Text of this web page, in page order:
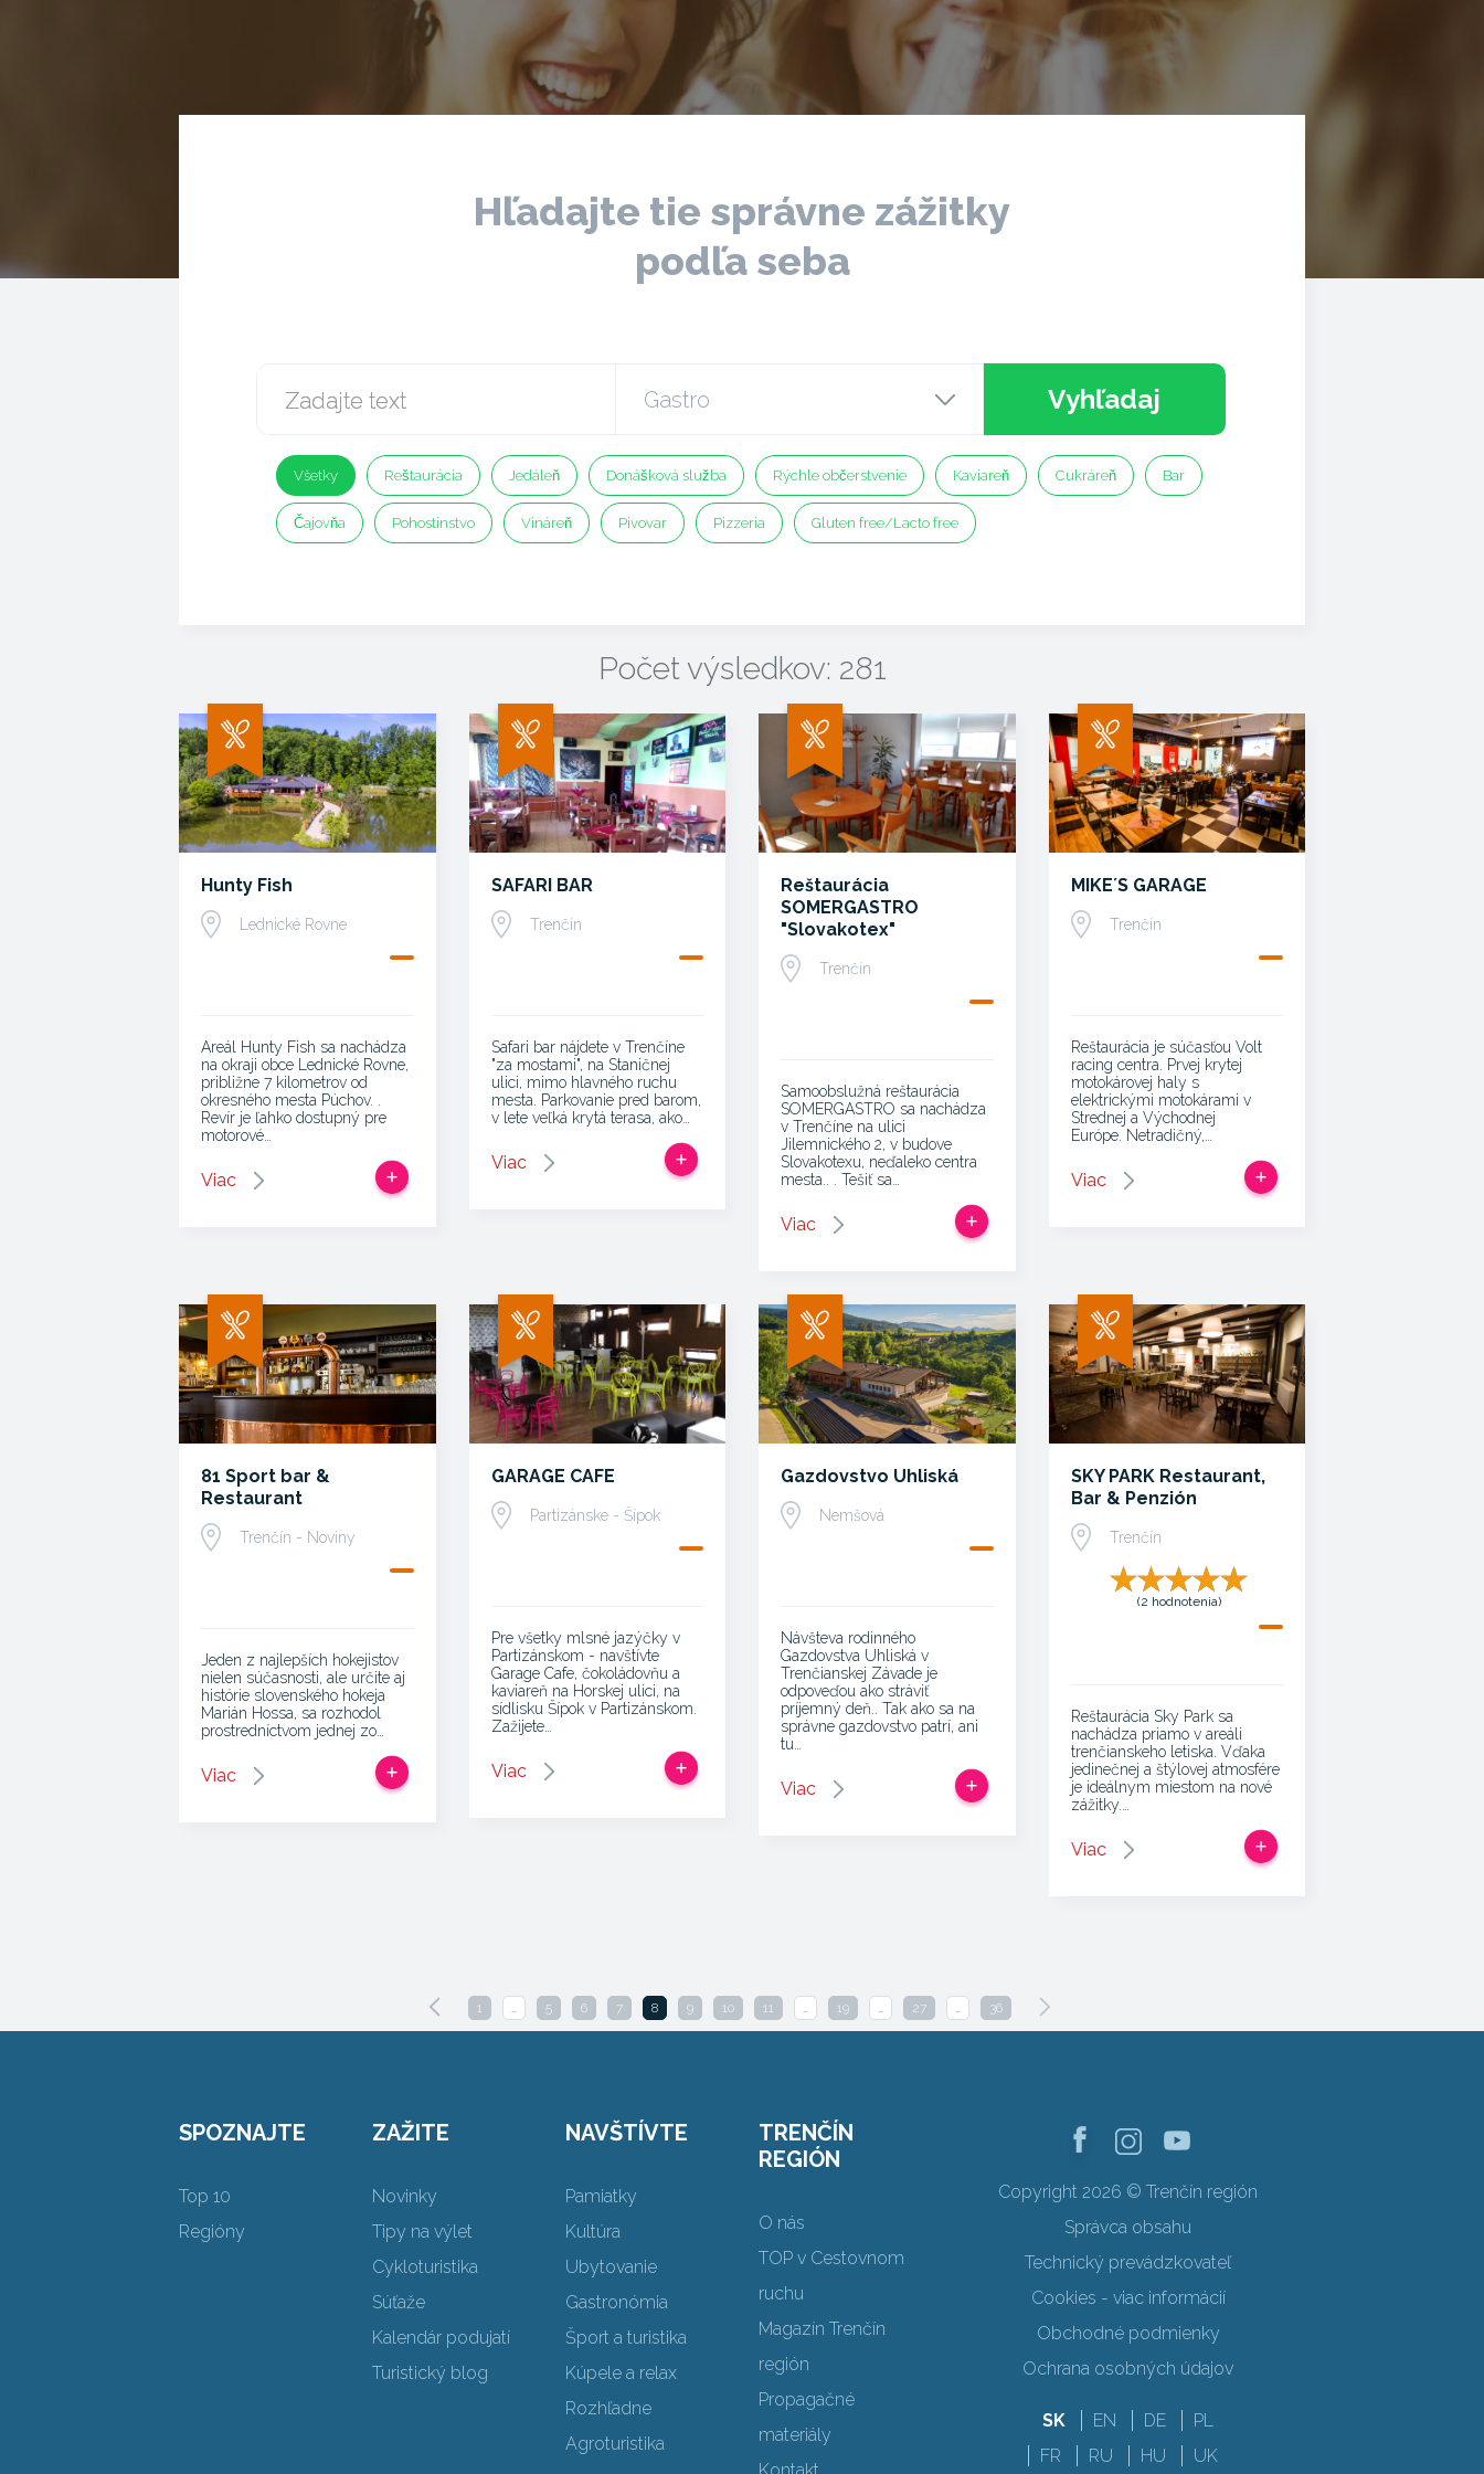
Hľadajte tie správne zážitky
podľa seba
Vyhľadaj
Všetky Reštaurácia Jedáleň Donášková služba Rýchle občerstvenie Kaviareň Cukráreň Bar
Čajovňa Pohostinstvo Vináreň Pivovar Pizzeria Gluten free/Lacto free
Počet výsledkov: 281
Hunty Fish
Lednické Rovne
Areál Hunty Fish sa nachádza
na okraji obce Lednické Rovne,
približne 7 kilometrov od
okresného mesta Púchov. .
Revír je ľahko dostupný pre
motorové…
Viac
SAFARI BAR
Trenčín
Safari bar nájdete v Trenčíne
"za mostami", na Staničnej
ulici, mimo hlavného ruchu
mesta. Parkovanie pred barom,
v lete veľká krytá terasa, ako…
Viac
Reštaurácia
SOMERGASTRO
"Slovakotex"
Trenčín
Samoobslužná reštaurácia
SOMERGASTRO sa nachádza
v Trenčíne na ulici
Jilemnického 2, v budove
Slovakotexu, neďaleko centra
mesta.. . Tešiť sa…
Viac
MIKE´S GARAGE
Trenčín
Reštaurácia je súčasťou Volt
racing centra. Prvej krytej
motokárovej haly s
elektrickými motokárami v
Strednej a Východnej
Európe. Netradičný,…
Viac
81 Sport bar &
Restaurant
Trenčín - Noviny
Jeden z najlepších hokejistov
nielen súčasnosti, ale určite aj
histórie slovenského hokeja
Marián Hossa, sa rozhodol
prostredníctvom jednej zo…
Viac
GARAGE CAFE
Partizánske - Šípok
Pre všetky mlsné jazýčky v
Partizánskom - navštívte
Garage Cafe, čokoládovňu a
kaviareň na Horskej ulici, na
sídlisku Šípok v Partizánskom.
Zažijete…
Viac
Gazdovstvo Uhliská
Nemšová
Návšteva rodinného
Gazdovstva Uhliská v
Trenčianskej Závade je
odpoveďou ako stráviť
príjemný deň.. Tak ako sa na
správne gazdovstvo patrí, ani
tu…
Viac
SKY PARK Restaurant,
Bar & Penzión
Trenčín
(2 hodnotenia)
Reštaurácia Sky Park sa
nachádza priamo v areáli
trenčianskeho letiska. Vďaka
jedinečnej a štýlovej atmosfére
je ideálnym miestom na nové
zážitky.…
Viac
1 … 5 6 7 8 9 10 11 … 19 … 27 … 36
SPOZNAJTE
Top 10
Regióny
ZAŽITE
Novinky
Tipy na výlet
Cykloturistika
Súťaže
Kalendár podujatí
Turistický blog
NAVŠTÍVTE
Pamiatky
Kultúra
Ubytovanie
Gastronómia
Šport a turistika
Kúpele a relax
Rozhľadne
Agroturistika
TRENČÍN
REGIÓN
O nás
TOP v Cestovnom
ruchu
Magazín Trenčín
región
Propagačné
materiály
Copyright 2026 © Trenčín región
Správca obsahu
Technický prevádzkovateľ
Cookies - viac informácií
Obchodné podmienky
Ochrana osobných údajov
SK EN DE
PL
FR
RU HU UK